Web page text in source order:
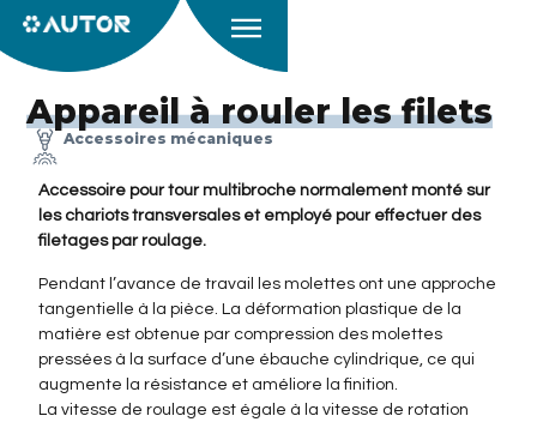
Appareil à rouler les filets
Accessoires mécaniques
Accessoire pour tour multibroche normalement monté sur
les chariots transversales et employé pour effectuer des
filetages par roulage.
Pendant l’avance de travail les molettes ont une approche
tangentielle à la pièce. La déformation plastique de la
matière est obtenue par compression des molettes
pressées à la surface d’une ébauche cylindrique, ce qui
augmente la résistance et améliore la finition.
La vitesse de roulage est égale à la vitesse de rotation